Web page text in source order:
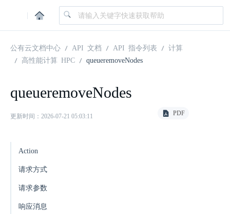
|
公有云文档中心 API 文档 API 指令列表
计算
高性能计算 HPC
queueremoveNodes
queueremoveNodes
更新时间：2026-07-21 05:03:11 PDF
Action
请求方式
请求参数
响应消息